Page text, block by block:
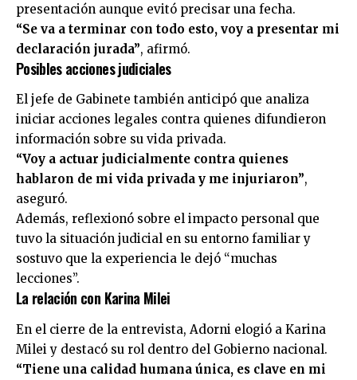
presentación aunque evitó precisar una fecha.
“Se va a terminar con todo esto, voy a presentar mi
declaración jurada”, afirmó.
Posibles acciones judiciales
El jefe de Gabinete también anticipó que analiza
iniciar acciones legales contra quienes difundieron
información sobre su vida privada.
“Voy a actuar judicialmente contra quienes
hablaron de mi vida privada y me injuriaron”,
aseguró.
Además, reflexionó sobre el impacto personal que
tuvo la situación judicial en su entorno familiar y
sostuvo que la experiencia le dejó “muchas
lecciones”.
La relación con Karina Milei
En el cierre de la entrevista, Adorni elogió a Karina
Milei y destacó su rol dentro del Gobierno nacional.
“Tiene una calidad humana única, es clave en mi